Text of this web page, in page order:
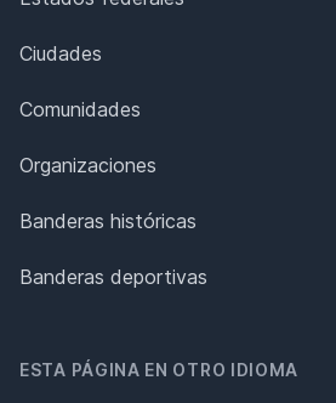
Ciudades
Comunidades
Organizaciones
Banderas históricas
Banderas deportivas
ESTA PÁGINA EN OTRO IDIOMA